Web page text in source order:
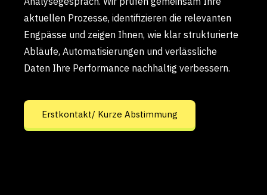
Vereinbaren Sie ein unverbindliches
Analysegespräch. Wir prüfen gemeinsam Ihre
aktuellen Prozesse, identifizieren die relevanten
Abläufe, Automatisierungen und verlässliche
Daten Ihre Performance nachhaltig verbessern.